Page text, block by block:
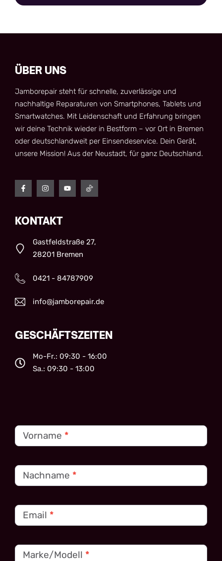
ÜBER UNS
Jamborepair steht für schnelle, zuverlässige und
nachhaltige Reparaturen von Smartphones, Tablets und
Smartwatches. Mit Leidenschaft und Erfahrung bringen
wir deine Technik wieder in Bestform – vor Ort in Bremen
oder deutschlandweit per Einsendeservice. Dein Gerät,
unsere Mission! Aus der Neustadt, für ganz Deutschland.
KONTAKT
Gastfeldstraße 27,
28201 Bremen
0421 - 84787909
info@jamborepair.de
GESCHÄFTSZEITEN
Mo-Fr.: 09:30 - 16:00
Sa.: 09:30 - 13:00
Kontakt
Vorname *
Nachname *
Email *
Marke/Modell *